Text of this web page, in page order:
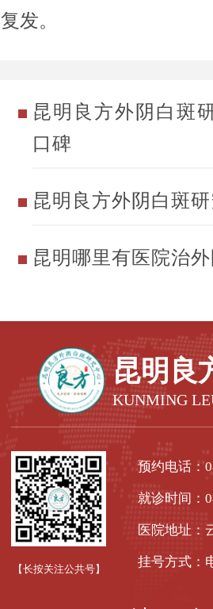
复发。
昆明良方外阴白斑
口碑
昆明良方外阴白斑
昆明哪里有医院治
昆明良
KUNMING
【长按关注公共号】
预约电话：
就诊时间：
医院地址：
挂号方式：